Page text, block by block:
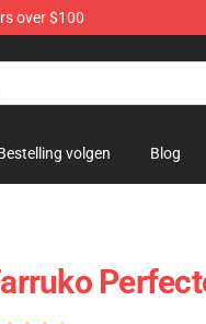
over $100
volgen Blog